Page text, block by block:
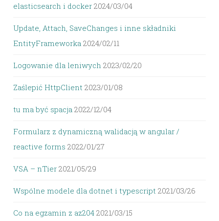
elasticsearch i docker 2024/03/04
Update, Attach, SaveChanges i inne składniki
EntityFrameworka 2024/02/11
Logowanie dla leniwych 2023/02/20
Zaślepić HttpClient 2023/01/08
tu ma być spacja 2022/12/04
Formularz z dynamiczną walidacją w angular /
reactive forms 2022/01/27
VSA – nTier 2021/05/29
Wspólne modele dla dotnet i typescript 2021/03/26
Co na egzamin z az204 2021/03/15